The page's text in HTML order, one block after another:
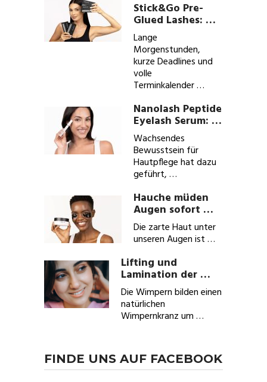
Stick&Go Pre-
Glued Lashes: …
Lange
Morgenstunden,
kurze Deadlines und
volle
Terminkalender …
Nanolash Peptide
Eyelash Serum: …
Wachsendes
Bewusstsein für
Hautpflege hat dazu
geführt, …
Hauche müden
Augen sofort …
Die zarte Haut unter
unseren Augen ist …
Lifting und
Lamination der …
Die Wimpern bilden einen
natürlichen
Wimpernkranz um …
FINDE UNS AUF FACEBOOK